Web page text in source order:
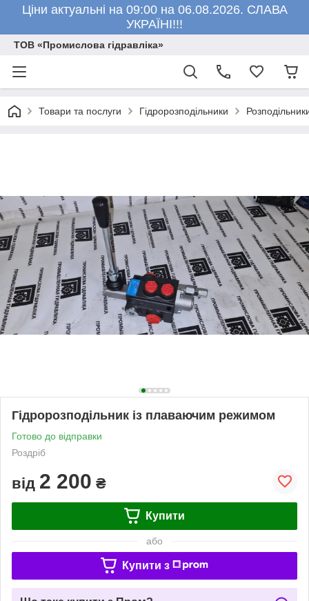
Ціни актуальні на 09:00 на 06.08.2026. СЛАВА
УКРАЇНІ!!!
ТОВ «Промислова гідравліка»
Товари та послуги Гідророзподільники
Гідророзподільник із плаваючим режимом
Готово до відправки
Роздріб
від 2 200 ₴
Купити
або
Купити з